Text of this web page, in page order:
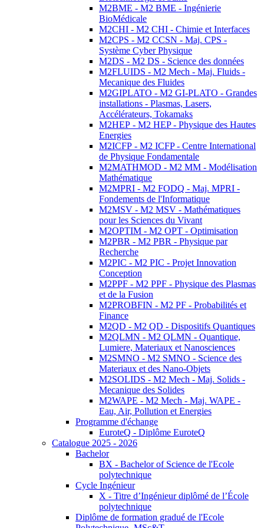
M2BME - M2 BME - Ingénierie
BioMédicale
M2CHI - M2 CHI - Chimie et Interfaces
M2CPS - M2 CCSN - Maj. CPS -
Système Cyber Physique
M2DS - M2 DS - Science des données
M2FLUIDS - M2 Mech - Maj. Fluids -
Mecanique des Fluides
M2GIPLATO - M2 GI-PLATO - Grandes
installations - Plasmas, Lasers,
Accélérateurs, Tokamaks
M2HEP - M2 HEP - Physique des Hautes
Energies
M2ICFP - M2 ICFP - Centre International
de Physique Fondamentale
M2MATHMOD - M2 MM - Modélisation
Mathématique
M2MPRI - M2 FODQ - Maj. MPRI -
Fondements de l'Informatique
M2MSV - M2 MSV - Mathématiques
pour les Sciences du Vivant
M2OPTIM - M2 OPT - Optimisation
M2PBR - M2 PBR - Physique par
Recherche
M2PIC - M2 PIC - Projet Innovation
Conception
M2PPF - M2 PPF - Physique des Plasmas
et de la Fusion
M2PROBFIN - M2 PF - Probabilités et
Finance
M2QD - M2 QD - Dispositifs Quantiques
M2QLMN - M2 QLMN - Quantique,
Lumiere, Materiaux et Nanosciences
M2SMNO - M2 SMNO - Science des
Materiaux et des Nano-Objets
M2SOLIDS - M2 Mech - Maj. Solids -
Mecanique des Solides
M2WAPE - M2 Mech - Maj. WAPE -
Eau, Air, Pollution et Energies
Programme d'échange
EuroteQ - Diplôme EuroteQ
Catalogue 2025 - 2026
Bachelor
BX - Bachelor of Science de l'Ecole
polytechnique
Cycle Ingénieur
X - Titre d’Ingénieur diplômé de l’École
polytechnique
Diplôme de formation gradué de l'Ecole